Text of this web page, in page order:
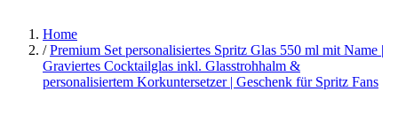
Home
/ Premium Set personalisiertes Spritz Glas 550 ml mit Name |
Graviertes Cocktailglas inkl. Glasstrohhalm &
personalisiertem Korkuntersetzer | Geschenk für Spritz Fans